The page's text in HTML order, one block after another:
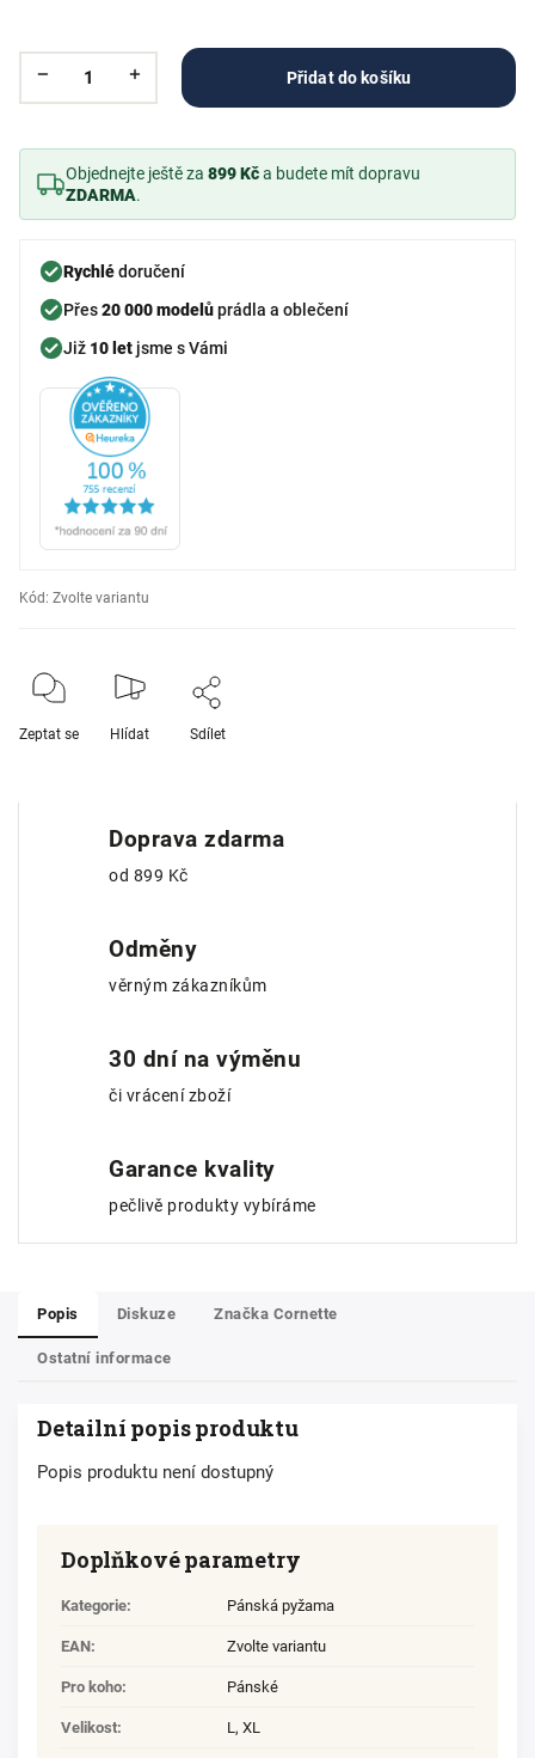
Přidat do košíku
Objednejte ještě za 899 Kča budete mít dopravu
ZDARMA.
Rychlédoručení
Přes20 000 modelůprádla a oblečení
Již 10 let jsme s Vámi
Kód: Zvolte variantu
Zeptat se Hlídat Sdílet
Doprava zdarma
od 899 Kč
Odměny
věrným zákazníkům
30 dní na výměnu
či vrácení zboží
Garance kvality
pečlivě produkty vybíráme
Popis Diskuze Značka Cornette
Ostatní informace
Detailní popis produktu
Popis produktu není dostupný
Doplňkové parametry
Kategorie: Pánská pyžama
EAN: Zvolte variantu
Pro koho: Pánské
Velikost: L, XL